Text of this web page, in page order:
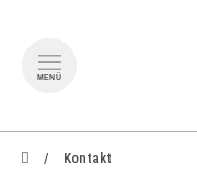
MENÜ
zum Inhalt springen
Kontakt